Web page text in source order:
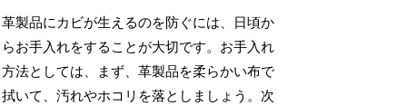
革製品にカビが生えるのを防ぐには、日頃か
らお手入れをすることが大切です。お手入れ
方法としては、まず、革製品を柔らかい布で
拭いて、汚れやホコリを落としましょう。次